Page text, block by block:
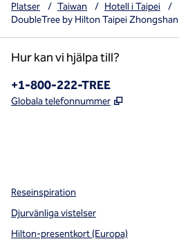
Platser / Taiwan / Hotell i Taipei
/
DoubleTree by Hilton Taipei Zhongshan
Hur kan vi hjälpa till?
Telefon:
+1-800-222-TREE
Globala telefonnummer ,
Reseinspiration
Djurvänliga vistelser
Hilton-presentkort (Europa)